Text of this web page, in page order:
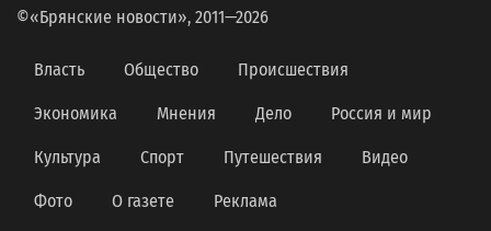
©«Брянские новости», 2011—2026
Власть Общество Происшествия
Экономика Мнения Дело Россия и мир
Культура Спорт Путешествия Видео
Фото О газете Реклама